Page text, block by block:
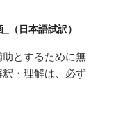
（日本語試訳）
とするために無
・理解は、必ず